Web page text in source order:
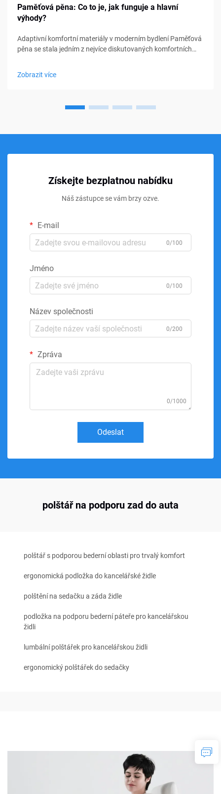
Paměťová pěna: Co to je, jak funguje a hlavní
výhody?
Adaptivní komfortní materiály v moderním bydlení Paměťová
pěna se stala jedním z nejvíce diskutovaných komfortních
Zobrazit více
Získejte bezplatnou nabídku
Náš zástupce se vám brzy ozve.
E-mail
0/100
Jméno
0/100
Název společnosti
0/200
Zpráva
0/1000
Odeslat
polštář na podporu zad do auta
polštář s podporou bederní oblasti pro trvalý komfort
ergonomická podložka do kancelářské židle
polštění na sedačku a záda židle
podložka na podporu bederní páteře pro kancelářskou
židli
lumbální polštářek pro kancelářskou židli
ergonomický polštářek do sedačky